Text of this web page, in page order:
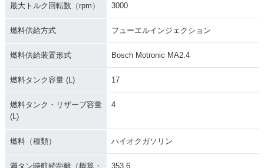
最大トルク回転数（rpm） 3000
燃料供給方式 フューエルインジェクション
燃料供給装置形式 Bosch Motronic MA2.4
燃料タンク容量 (L) 17
燃料タンク・リザーブ容量
(L)
4
燃料（種類） ハイオクガソリン
満タン時航続距離（概算・
353.6